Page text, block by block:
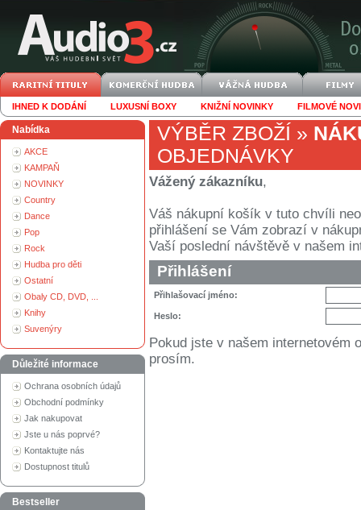
IHNED K DODÁNÍ LUXUSNÍ BOXY KNIŽNÍ NOVINKY FILMOVÉ
Nabídka
AKCE
KAMPAŇ
NOVINKY
Country
Dance
Pop
Rock
Hudba pro děti
Ostatní
Obaly CD, DVD, ...
Knihy
Suvenýry
Důležité informace
Ochrana osobních údajů
Obchodní podmínky
Jak nakupovat
Jste u nás poprvé?
Kontaktujte nás
Dostupnost titulů
Bestseller
VÝBĚR ZBOŽÍ »
OBJEDNÁVKY
Vážený zákazníku,
Váš nákupní košík v tuto chvíli
přihlášení se Vám zobrazí v
Vaší poslední návštěvě v našem
Přihlášení
Přihlašovací jméno:
Heslo:
Pokud jste v našem internetovém
prosím.